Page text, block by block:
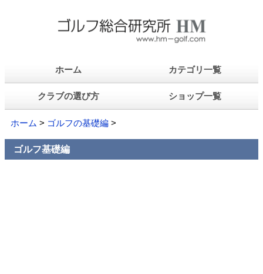
ホーム カテゴリ一覧
クラブの選び方 ショップ一覧
ホーム > ゴルフの基礎編 >
ゴルフ基礎編